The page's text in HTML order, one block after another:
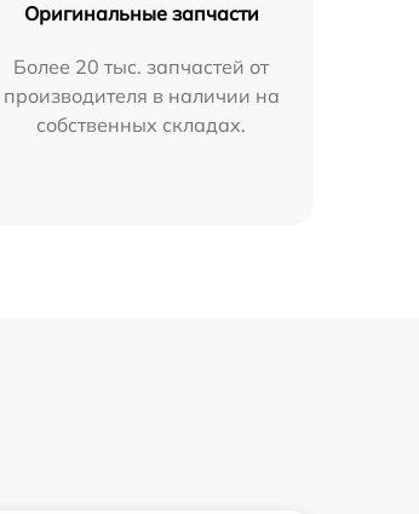
Оригинальные запчасти
Более 20 тыс. запчастей от
производителя в наличии на
собственных складах.